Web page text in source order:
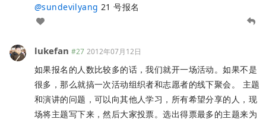
@sundevilyang 21 号报名
lukefan #27 2012年07月12日
如果报名的人数比较多的话，我们就开一场活动。如果不是
很多，那么就搞一次活动组织者和志愿者的线下聚会。 主题
和演讲的问题，可以向其他人学习，所有希望分享的人，现
场将主题写下来，然后大家投票。选出得票最多的主题来为